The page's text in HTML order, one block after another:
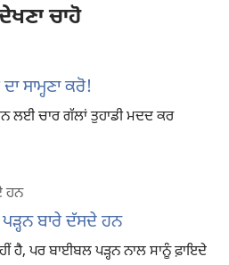
ਚਾਹੋ
ਸਾਮ੍ਹਣਾ ਕਰੋ!
ਚਾਰ ਗੱਲਾਂ ਤੁਹਾਡੀ ਮਦਦ ਕਰ
ਹਨ
ਬਾਰੇ ਦੱਸਦੇ ਹਨ
ਹੈ, ਪਰ ਬਾਈਬਲ ਪੜ੍ਹਨ ਨਾਲ ਸਾਨੂੰ ਫ਼ਾਇਦੇ